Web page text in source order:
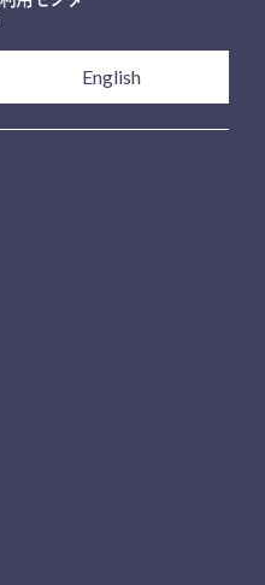
English